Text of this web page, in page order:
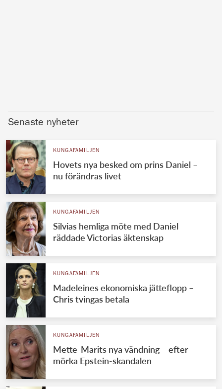
Senaste nyheter
KUNGAFAMILJEN
Hovets nya besked om prins Daniel –
nu förändras livet
KUNGAFAMILJEN
Silvias hemliga möte med Daniel
räddade Victorias äktenskap
KUNGAFAMILJEN
Madeleines ekonomiska jätteflopp –
Chris tvingas betala
KUNGAFAMILJEN
Mette-Marits nya vändning – efter
mörka Epstein-skandalen